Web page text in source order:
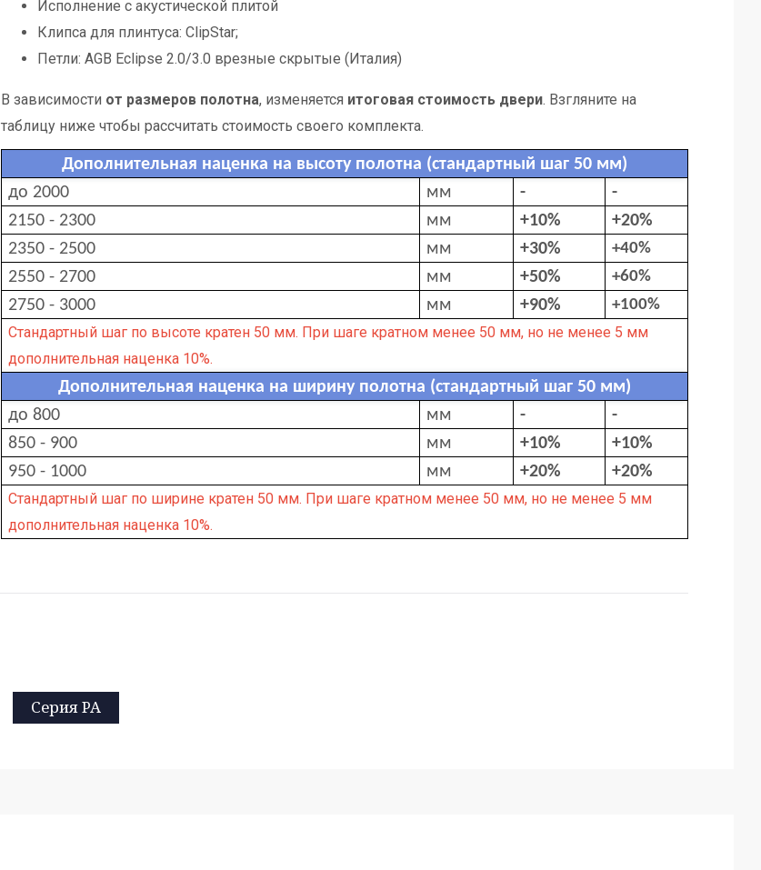
Исполнение с акустической плитой
Клипса для плинтуса: ClipStar;
Петли: AGB Eclipse 2.0/3.0 врезные скрытые (Италия)
В зависимости от размеров полотна, изменяется итоговая стоимость двери. Взгляните на
таблицу ниже чтобы рассчитать стоимость своего комплекта.
Дополнительная наценка на высоту полотна (стандартный шаг 50 мм)
до 2000
мм -
-
2150 - 2300
мм +10%
+20%
2350 - 2500
мм +30% +40%
2550 - 2700 мм +50% +60%
2750 - 3000 мм +90%
+100%
Стандартный шаг по высоте кратен 50 мм. При шаге кратном менее 50 мм, но не менее 5 мм
дополнительная наценка 10%.
Дополнительная наценка на ширину полотна (стандартный шаг 50 мм)
до 800
мм -
-
850 - 900
мм +10%
+10%
950 - 1000
мм +20% +20%
Стандартный шаг по ширине кратен 50 мм. При шаге кратном менее 50 мм, но не менее 5 мм
дополнительная наценка 10%.
Серия PA